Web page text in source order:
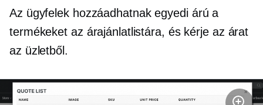
Az ügyfelek hozzáadhatnakegyedi árú a
termékeket az árajánlatlistára, és kérje az árat
az üzletből.